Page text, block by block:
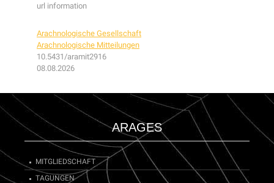
url information
Arachnologische Gesellschaft
Arachnologische Mitteilungen
10.5431/aramit2916
08.08.2026
ARAGES
MITGLIEDSCHAFT
TAGUNGEN